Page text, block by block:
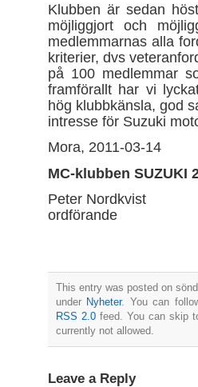
Klubben är sedan
möjliggjort och
medlemmarnas alla
kriterier, dvs
på 100 medlemmar
framförallt har vi
hög klubbkänsla, god
intresse för Suzuki
Mora, 2011-03-14
MC-klubben SUZUKI
Peter Nordkvist
ordförande
This entry was posted on
under Nyheter. You can
RSS 2.0 feed. You can skip
currently not allowed.
Leave a Reply